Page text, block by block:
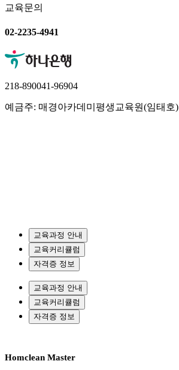
교육문의
02-2235-4941
218-890041-96904
예금주: 매경아카데미평생교육원(임태호)
교육과정 안내
교육커리큘럼
자격증 정보
교육과정 안내
교육커리큘럼
자격증 정보
Homclean Master